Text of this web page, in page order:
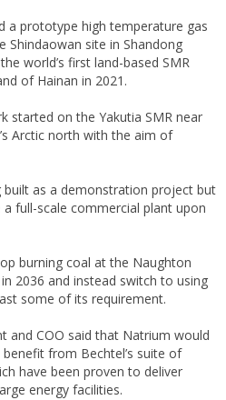
a prototype high temperature gas
Shindaowan site in Shandong
world’s first land-based SMR
of Hainan in 2021.
started on the Yakutia SMR near
Arctic north with the aim of
built as a demonstration project but
full-scale commercial plant upon
burning coal at the Naughton
2036 and instead switch to using
some of its requirement.
and COO said that Natrium would
from Bechtel’s suite of
have been proven to deliver
energy facilities.